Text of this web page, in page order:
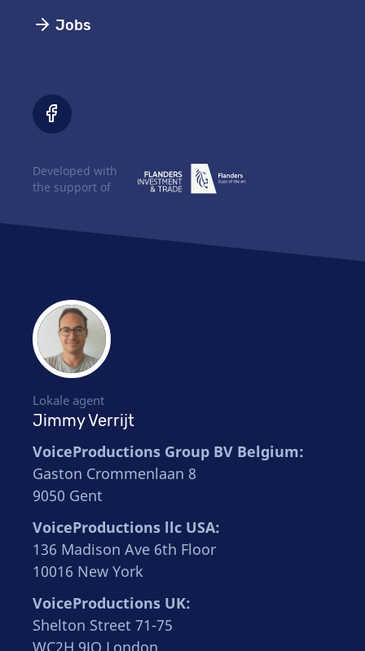
Jobs
Lokale agent
Jimmy Verrijt
VoiceProductions Group BV Belgium:
Gaston Crommenlaan 8
9050 Gent
VoiceProductions llc USA:
136 Madison Ave 6th Floor
10016 New York
VoiceProductions UK:
Shelton Street 71-75
WC2H 9JQ London
Developed with
the support of